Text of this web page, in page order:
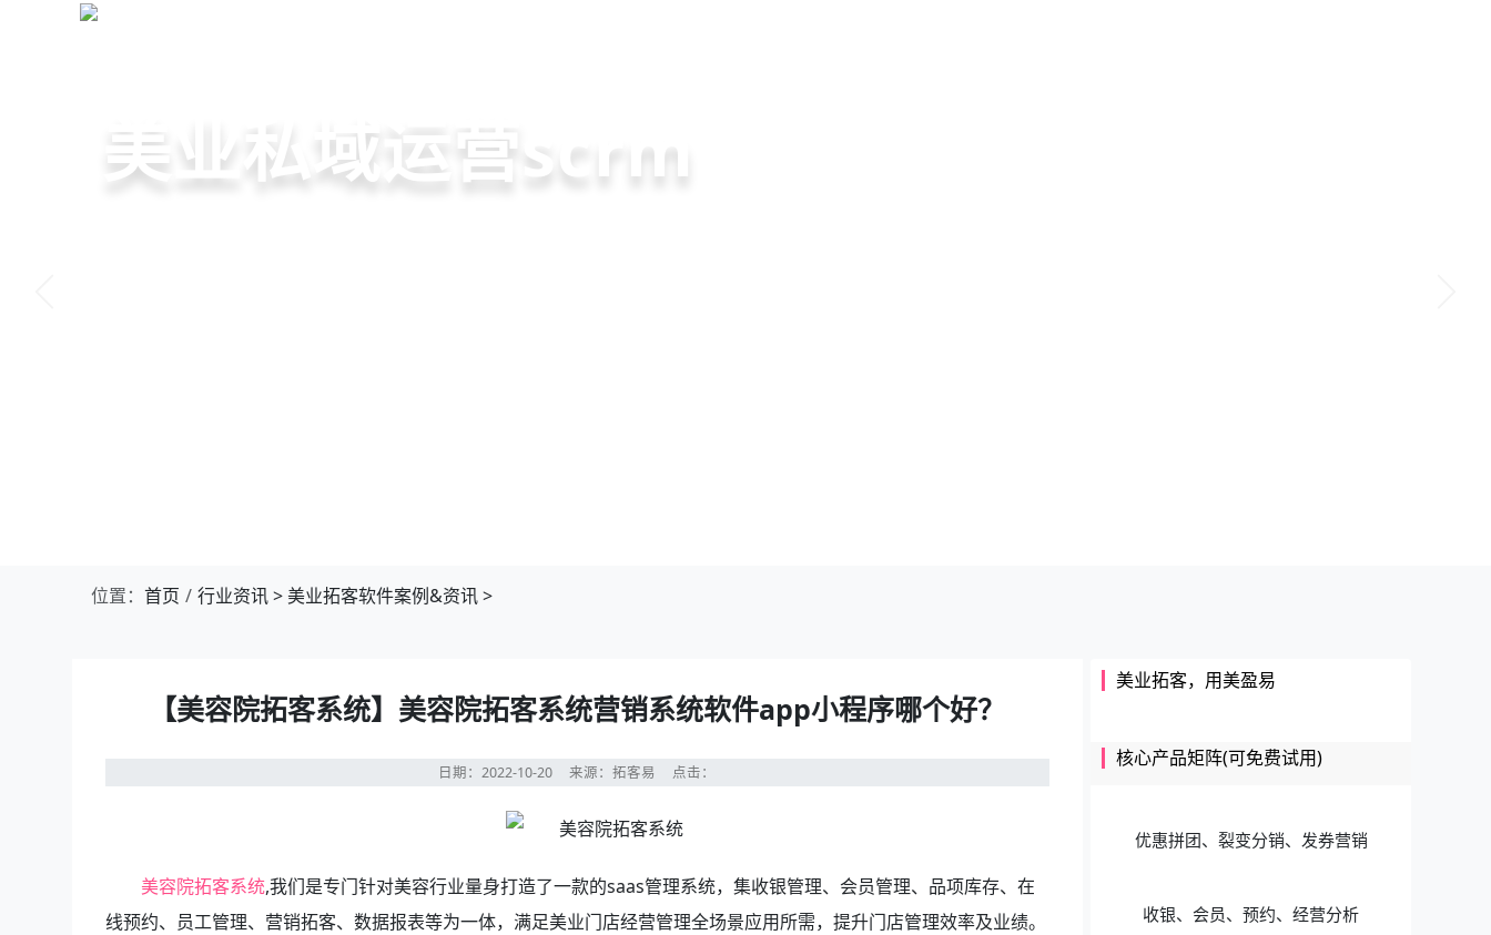
美业拓客，就用 美盈易
美容院拓客方案
美业私域运营scrm
位置： 首页 行业资讯>美业拓客软件案例&资讯>
【美容院拓客系统】美容院拓客系统营销系统软件app小程序哪个好？
日期：2022-10-20来源：拓客易 点击：
美容院拓客系统,我们是专门针对美容行业量身打造了一款的saas管理系统，集收银管理、会员管理、品项库存、在
线预约、员工管理、营销拓客、数据报表等为一体，满足美业门店经营管理全场景应用所需，提升门店管理效率及业绩。
美业拓客，用美盈易
核心产品矩阵(可免费试用)
优惠拼团、裂变分销、发券营销
收银、会员、预约、经营分析